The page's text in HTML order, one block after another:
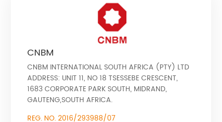
CNBM
CNBM INTERNATIONAL SOUTH AFRICA (PTY) LTD
ADDRESS: UNIT 11, NO 18 TSESSEBE CRESCENT,
1683 CORPORATE PARK SOUTH, MIDRAND,
GAUTENG,SOUTH AFRICA.
REG. NO. 2016/293988/07